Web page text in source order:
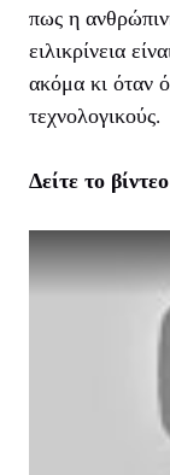
πως η
ειλικρίνεια
ακόμα κι όταν
τεχνολογικούς.
Δείτε το